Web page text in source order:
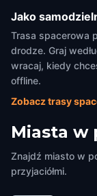
Jako
Trasa spacerowa
drodze. Graj
wracaj, kiedy
offline.
Zobacz trasy
Miasta w
Znajdź miasto w
przyjaciółmi.